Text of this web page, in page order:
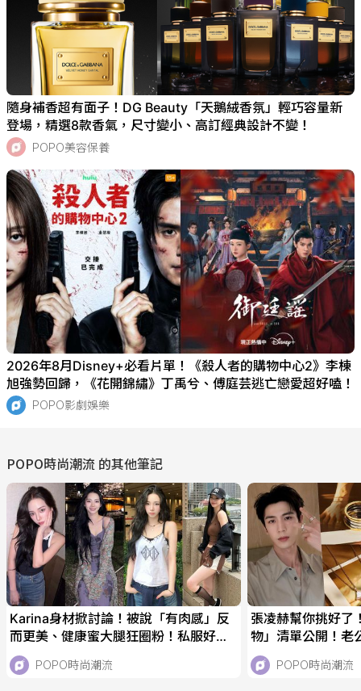
隨身補香超有面子！DG Beauty「天鵝絨香氛」輕巧容量新
登場，精選8款香氣，尺寸變小、高訂經典設計不變！
POPO美容保養
2026年8月Disney+必看片單！《殺人者的購物中心2》李棟
旭強勢回歸，《花開錦繡》丁禹兮、傅庭芸逃亡戀愛超好嗑！
POPO影劇娛樂
POPO時尚潮流 的其他筆記
Karina身材掀討論！被說「有肉感」反
而更美、健康蜜大腿狂圈粉！私服好身
材穿搭學起來！
POPO時尚潮流
張凌赫幫你挑好了
物」清單公開！老
核桃們必收！
POPO時尚潮流